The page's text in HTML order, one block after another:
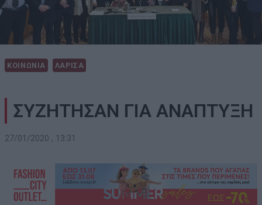
ΚΟΙΝΩΝΙΑ ΛΑΡΙΣΑ
ΣΥΖΗΤΗΣΑΝ ΓΙΑ ΑΝΑΠΤΥΞΗ
27/01/2020 , 13:31